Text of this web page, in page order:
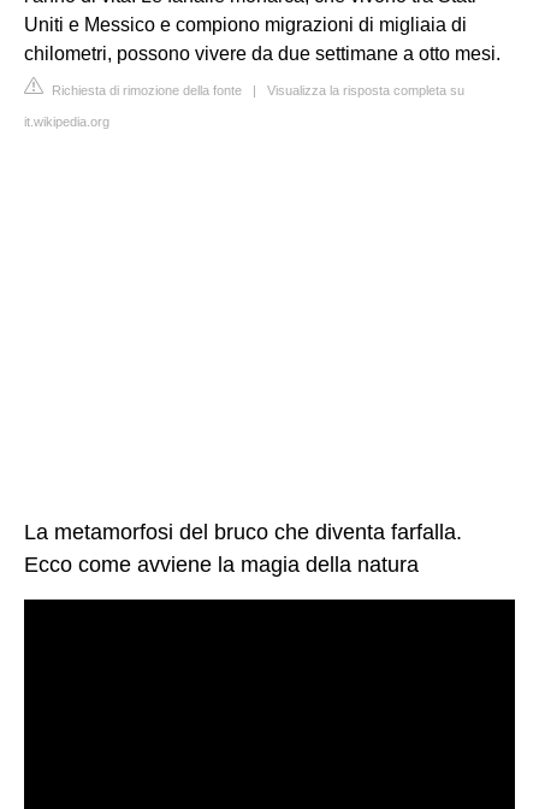
Uniti e Messico e compiono migrazioni di migliaia di
chilometri, possono vivere da due settimane a otto mesi.
Richiesta di rimozione della fonte | Visualizza la risposta completa su
it.wikipedia.org
La metamorfosi del bruco che diventa farfalla.
Ecco come avviene la magia della natura